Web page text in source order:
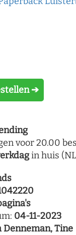
➔
voor 20.00
in huis
04-11-2023
Denneman, Tine